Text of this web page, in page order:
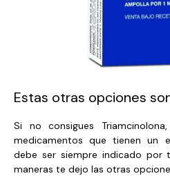
Estas otras opciones
Si no consigues
medicamentos que tienen un
debe ser siempre indicado
maneras te dejo las otras